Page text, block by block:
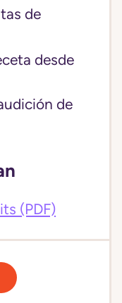
de
desde
de
(PDF)